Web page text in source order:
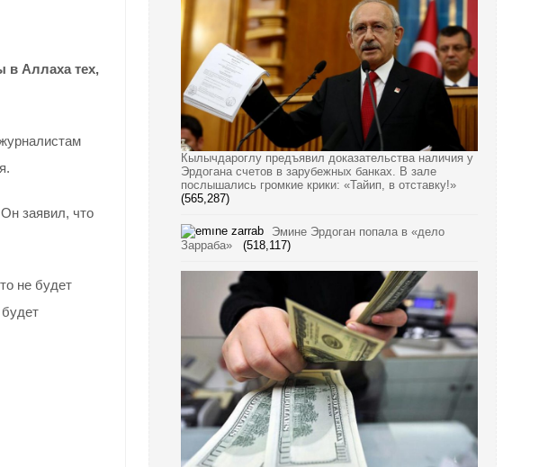
в Аллаха тех,
заявил, что
не будет
Кылычдароглу предъявил доказательства наличия у
Эрдогана счетов в зарубежных банках. В зале
послышались громкие крики: «Тайип, в отставку!»
(565,287)
Эмине Эрдоган попала в «дело
Зарраба»
(518,117)